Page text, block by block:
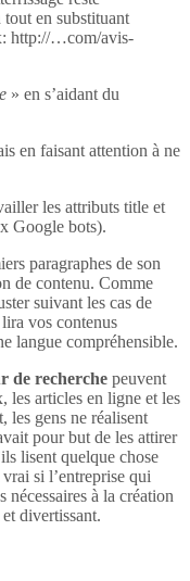
en substituant
http://…com/avis-
» en s’aidant du
en faisant attention à ne
les attributs title et
Google bots).
paragraphes de son
de contenu. Comme
suivant les cas de
vos contenus
langue compréhensible.
de recherche peuvent
les articles en ligne et les
les gens ne réalisent
pour but de les attirer
lisent quelque chose
si l’entreprise qui
nécessaires à la création
divertissant.